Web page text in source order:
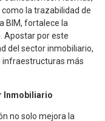
la trazabilidad de
BIM, fortalece la
Apostar por este
del sector inmobiliario,
infraestructuras más
Inmobiliario
no solo mejora la